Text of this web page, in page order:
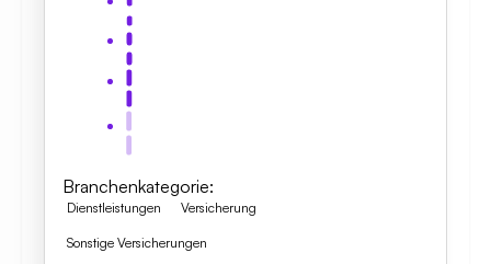
Branchenkategorie:
Dienstleistungen Versicherung
Sonstige Versicherungen